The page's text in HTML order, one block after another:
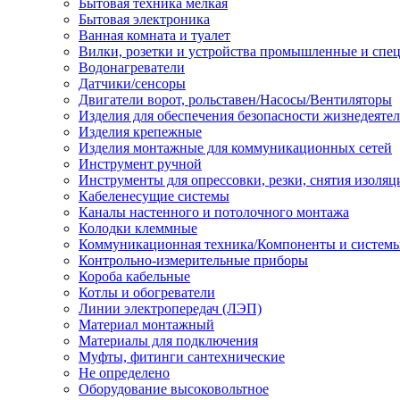
Бытовая техника мелкая
Бытовая электроника
Ванная комната и туалет
Вилки, розетки и устройства промышленные и
Водонагреватели
Датчики/сенсоры
Двигатели ворот, рольставен/Насосы/Вентиляторы
Изделия для обеспечения безопасности
Изделия крепежные
Изделия монтажные для коммуникационных сетей
Инструмент ручной
Инструменты для опрессовки, резки, снятия
Кабеленесущие системы
Каналы настенного и потолочного монтажа
Колодки клеммные
Коммуникационная техника/Компоненты и
Контрольно-измерительные приборы
Короба кабельные
Котлы и обогреватели
Линии электропередач (ЛЭП)
Материал монтажный
Материалы для подключения
Муфты, фитинги сантехнические
Не определено
Оборудование высоковольтное